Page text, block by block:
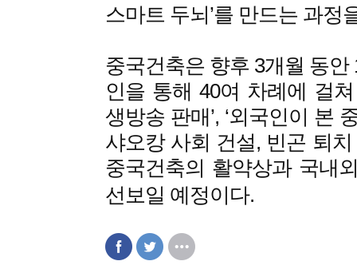
스마트 두뇌’를 만드는 과정
중국건축은 향후 3개월 동
인을 통해 40여 차례에 걸쳐
생방송 판매’, ‘외국인이 본
샤오캉 사회 건설, 빈곤 퇴
중국건축의 활약상과 국내
선보일 예정이다.